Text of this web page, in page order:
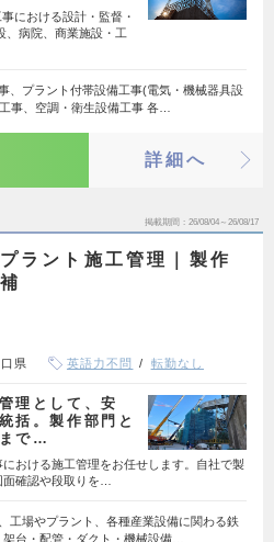
における設計・監督・
、病院、商業施設・工
、プラント付帯設備工事(電気・機械器具設
空調・衛生設備工事 各…
詳細へ
掲載期間 26/08/04～26/08/17
ラント施工管理｜製作
県 英語力不問 転勤なし
理として、安
括。製作部門と
で…
おける施工管理をお任せします。自社で製
確認や段取りを…
工場やプラント、各種産業設備に関わる鉄
台・配管・ダクト・機械設備…